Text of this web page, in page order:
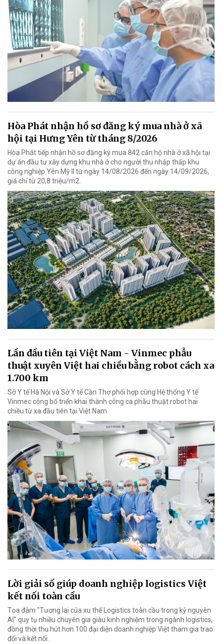
Hòa Phát nhận hồ sơ đăng ký mua nhà ở xã
hội tại Hưng Yên từ tháng 8/2026
Hòa Phát tiếp nhận hồ sơ đăng ký mua 842 căn hộ nhà ở xã hội tại
dự án đầu tư xây dựng khu nhà ở cho người thu nhập thấp khu
công nghiệp Yên Mỹ II từ ngày 14/08/2026 đến ngày 14/09/2026,
giá chỉ từ 20,8 triệu/m2.
Lần đầu tiên tại Việt Nam - Vinmec phẫu
thuật xuyên Việt hai chiều bằng robot cách xa
1.700 km
Sở Y tế Hà Nội và Sở Y tế Cần Thơ phối hợp cùng Hệ thống Y tế
Vinmec công bố triển khai thành công ca phẫu thuật robot hai
chiều từ xa đầu tiên tại Việt Nam.
Lời giải số giúp doanh nghiệp logistics Việt
kết nối toàn cầu
Tọa đàm "Tương lai của xu thế Logistics toàn cầu trong kỷ nguyên
AI" quy tụ nhiều chuyên gia giàu kinh nghiệm trong ngành logistics,
đồng thời thu hút hơn 100 đại diện doanh nghiệp Việt tham gia trao
đổi và kết nối.